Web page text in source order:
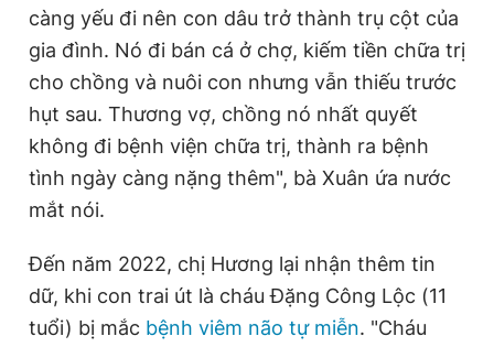
càng yếu đi nên con dâu trở thành trụ cột của
gia đình. Nó đi bán cá ở chợ, kiếm tiền chữa trị
cho chồng và nuôi con nhưng vẫn thiếu trước
hụt sau. Thương vợ, chồng nó nhất quyết
không đi bệnh viện chữa trị, thành ra bệnh
tình ngày càng nặng thêm", bà Xuân ứa nước
mắt nói.
Đến năm 2022, chị Hương lại nhận thêm tin
dữ, khi con trai út là cháu Đặng Công Lộc (11
tuổi) bị mắc bệnh viêm não tự miễn. "Cháu